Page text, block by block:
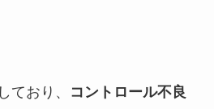
ており、
コントロール不良